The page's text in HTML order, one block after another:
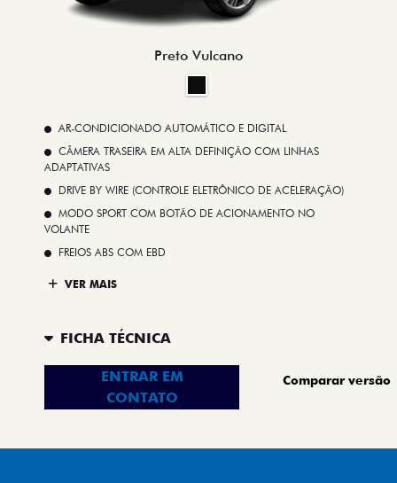
Preto Vulcano
AR-CONDICIONADO AUTOMÁTICO E DIGITAL
CÂMERA TRASEIRA EM ALTA DEFINIÇÃO COM LINHAS
ADAPTATIVAS
DRIVE BY WIRE (CONTROLE ELETRÔNICO DE ACELERAÇÃO)
MODO SPORT COM BOTÃO DE ACIONAMENTO NO
VOLANTE
FREIOS ABS COM EBD
VER MAIS
FICHA TÉCNICA
ENTRAR EM
CONTATO
Comparar versão